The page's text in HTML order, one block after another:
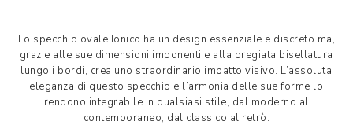
Lo specchio ovale Ionico ha un design essenziale e discreto ma,
grazie alle sue dimensioni imponenti e alla pregiata bisellatura
lungo i bordi, crea uno straordinario impatto visivo. L’assoluta
eleganza di questo specchio e l’armonia delle sue forme lo
rendono integrabile in qualsiasi stile, dal moderno al
contemporaneo, dal classico al retrò.